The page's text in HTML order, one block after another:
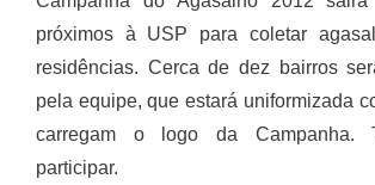
próximos à USP para coletar
residências. Cerca de dez bairros
pela equipe, que estará uniformizada
carregam o logo da Campanha.
participar.